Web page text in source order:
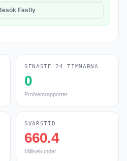
Fastly
SENASTE 24 TIMMARNA
0
Problemrapporter
SVARSTID
660.4
Millisekunder